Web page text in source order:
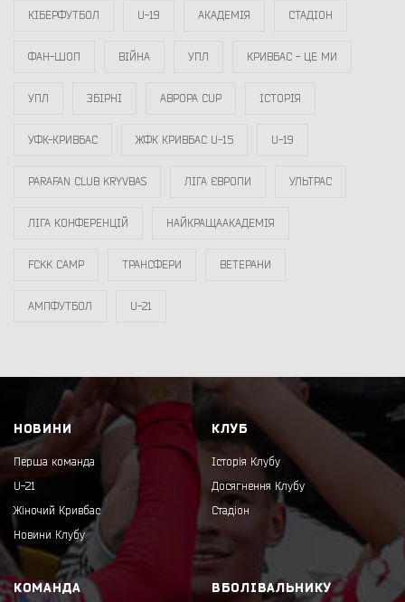
КІБЕРФУТБОЛ U-19 АКАДЕМІЯ СТАДІОН
ФАН-ШОП ВІЙНА УПЛ КРИВБАС - ЦЕ МИ
УПЛ ЗБІРНІ АВРОРА CUP ІСТОРІЯ
УФК-КРИВБАС ЖФК КРИВБАС U-15 U-19
PARAFAN CLUB KRYVBAS ЛІГА ЄВРОПИ УЛЬТРАС
ЛІГА КОНФЕРЕНЦІЙ НАЙКРАЩААКАДЕМІЯ
FCKK CAMP ТРАНСФЕРИ ВЕТЕРАНИ
АМПФУТБОЛ U-21
НОВИНИ
Перша команда
U-21
Жіночий Кривбас
Новини Клубу
КЛУБ
Історія Клубу
Досягнення Клубу
Стадіон
КОМАНДА ВБОЛІВАЛЬНИКУ